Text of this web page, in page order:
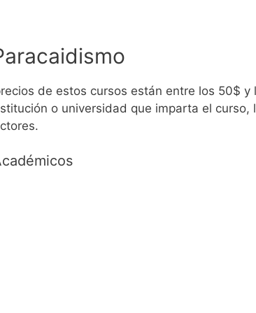
de estos cursos están entre los 50$ y
o universidad que imparta el